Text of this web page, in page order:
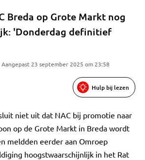
Breda op Grote Markt nog
'Donderdag definitief
Aangepast 23 september 2025 om 23:58
Hulp bij lezen
niet uit dat NAC bij promotie naar
op de Grote Markt in Breda wordt
meldden eerder aan Omroep
hoogstwaarschijnlijk in het Rat